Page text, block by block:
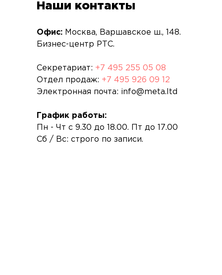
Офис: Москва, Варшавское ш., 148.
Бизнес-центр РТС.
Секретариат: +7 495 255 05 08
Отдел продаж: +7 495 926 09 12
Электронная почта: info@meta.ltd
График работы:
Пн - Чт с 9.30 до 18.00. Пт до 17.00
Сб / Вс: строго по записи.
Наши контакты